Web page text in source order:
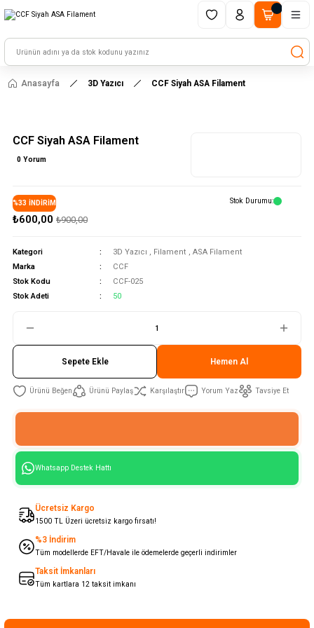
HAYAL ET - TASARLA - ÇALIŞTIR
Anasayfa 3D Yazıcı CCF Siyah ASA Filament
CCF Siyah ASA Filament
0 Yorum
%33 İNDİRİM
₺600,00 ₺900,00
Stok Durumu
Kategori 3D Yazıcı , Filament , ASA Filament
Marka
CCF
Stok Kodu
CCF-025
Stok Adeti
50
Sepete Ekle Hemen Al
Ürünü Paylaş Karşılaştır Yorum Yaz Tavsiye Et
Whatsapp Destek Hattı
Ücretsiz Kargo
1500 TL Üzeri ücretsiz kargo fırsatı!
%3 İndirim
Tüm modellerde EFT/Havale ile ödemelerde geçerli indirimler
Taksit İmkanları
Tüm kartlara 12 taksit imkanı